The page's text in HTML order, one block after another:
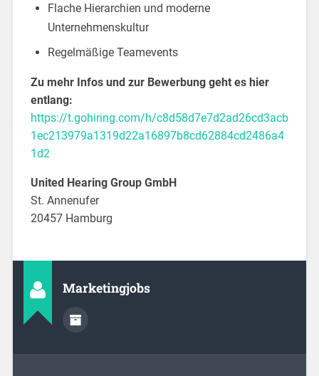
Flache Hierarchien und moderne
Unternehmenskultur
Regelmäßige Teamevents
Zu mehr Infos und zur Bewerbung geht es hier
entlang:
https://t.gohiring.com/h/c8d58d7e7d2ad26cd3acb
1ec213979a1319d22a16897b8cd62884cd2486a4
1d2
United Hearing Group GmbH
St. Annenufer
20457 Hamburg
Marketingjobs